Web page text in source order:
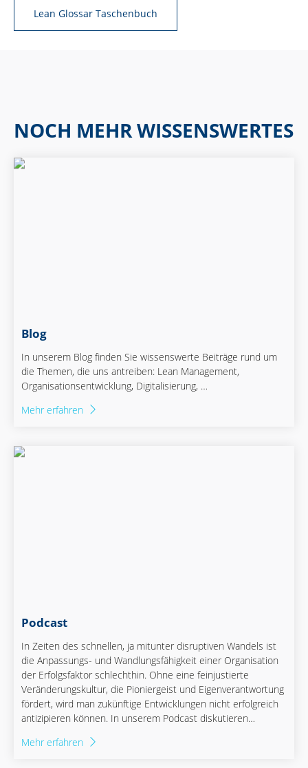
Lean Glossar Taschenbuch
NOCH MEHR WISSENSWERTES
Blog
In unserem Blog finden Sie wissenswerte Beiträge rund um
die Themen, die uns antreiben: Lean Management,
Organisationsentwicklung, Digitalisierung, …
Mehr erfahren
Podcast
In Zeiten des schnellen, ja mitunter disruptiven Wandels ist
die Anpassungs- und Wandlungsfähigkeit einer Organisation
der Erfolgsfaktor schlechthin. Ohne eine feinjustierte
Veränderungskultur, die Pioniergeist und Eigenverantwortung
fördert, wird man zukünftige Entwicklungen nicht erfolgreich
antizipieren können. In unserem Podcast diskutieren
liegenden Herausforderungen und neue Wege und
Mehr erfahren